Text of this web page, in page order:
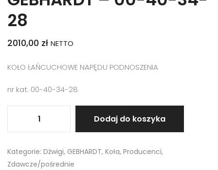
28
2010,00 zł NETTO
KOŁO ŁAŃCUCHOWE NAPĘDU PODNOSZENIA
nr kat. 00-40-34-28
Dodaj do koszyka
Kategorie: Dźwigi, GEBHARDT, Koła, Producenci,
Zdawcze/pośrednie